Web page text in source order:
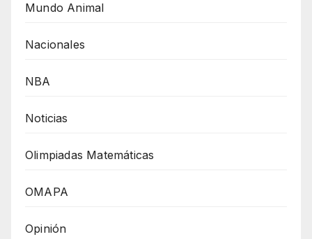
Mundo Animal
Nacionales
NBA
Noticias
Olimpiadas Matemáticas
OMAPA
Opinión